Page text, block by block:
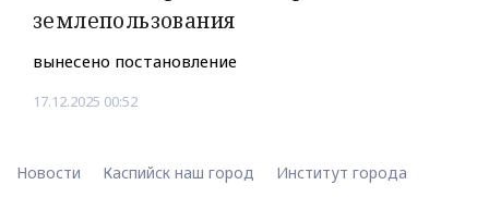
землепользования
вынесено постановление
17.12.2025 00:52
Новости Каспийск наш город Институт города